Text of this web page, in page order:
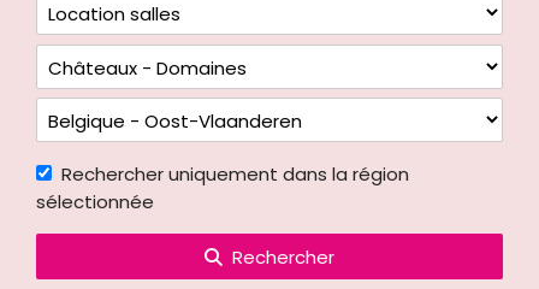
Rechercher uniquement dans la région
sélectionnée
Rechercher